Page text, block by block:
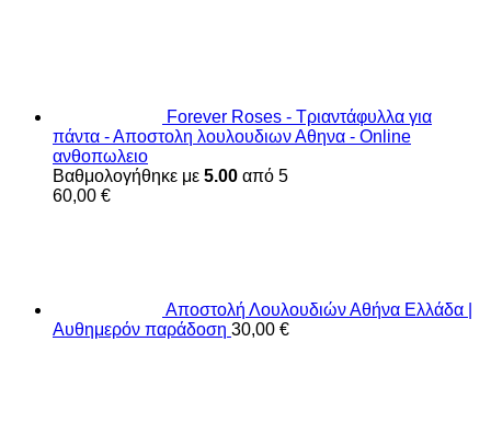
Forever Roses - Τριαντάφυλλα για
πάντα - Αποστολη λουλουδιων Αθηνα - Online
ανθοπωλειο
Βαθμολογήθηκε με 5.00 από 5
60,00 €
Αποστολή Λουλουδιών Αθήνα Ελλάδα |
Αυθημερόν παράδοση 30,00 €